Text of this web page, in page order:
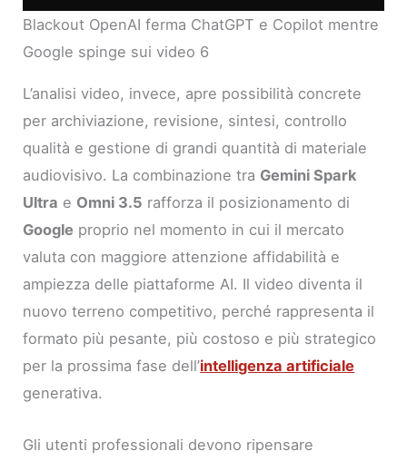
Blackout OpenAI ferma ChatGPT e Copilot mentre
Google spinge sui video 6
L’analisi video, invece, apre possibilità concrete
per archiviazione, revisione, sintesi, controllo
qualità e gestione di grandi quantità di materiale
audiovisivo. La combinazione tra Gemini Spark
Ultra e Omni 3.5 rafforza il posizionamento di
Google proprio nel momento in cui il mercato
valuta con maggiore attenzione affidabilità e
ampiezza delle piattaforme AI. Il video diventa il
nuovo terreno competitivo, perché rappresenta il
formato più pesante, più costoso e più strategico
per la prossima fase dell’intelligenza artificiale
generativa.
Gli utenti professionali devono ripensare